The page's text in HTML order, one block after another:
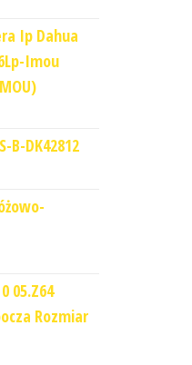
Ip Dahua
Imou
B-DK42812
05.Z64
Rozmiar